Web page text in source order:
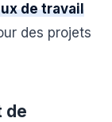
de travail
des projets
de